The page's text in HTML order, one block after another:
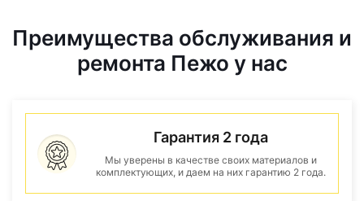
Преимущества обслуживания и
ремонта Пежо у нас
Гарантия 2 года
Мы уверены в качестве своих материалов и
комплектующих, и даем на них гарантию 2 года.